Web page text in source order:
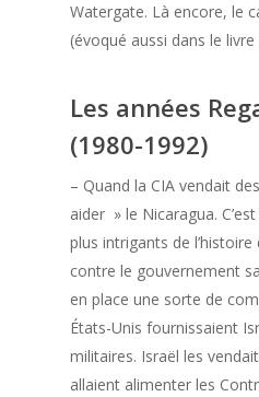
Watergate. Là encore, le
(évoqué aussi dans le livre
Les années
(1980-1992)
– Quand la CIA vendait
aider » le Nicaragua.
plus intrigants de
contre le gouvernement
en place une sorte de
États-Unis fournissaient
militaires. Israël les
allaient alimenter les